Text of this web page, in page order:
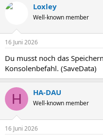
Loxley
Well-known member
16 Juni 2026
Du musst noch das
Konsolenbefahl. (SaveData)
H HA-DAU
Well-known member
16 Juni 2026